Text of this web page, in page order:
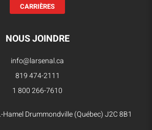
CARRIÈRES
NOUS JOINDRE
info@larsenal.ca
819 474-2111
1 800 266-7610
Hamel Drummondville (Québec) J2C 8B1